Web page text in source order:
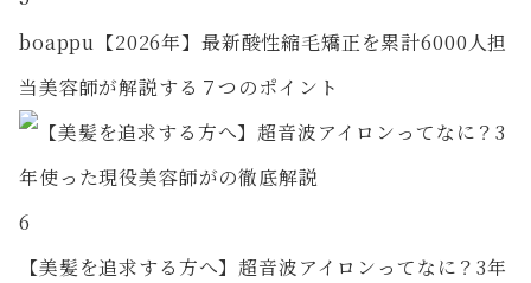
boappu【2026年】最新酸性縮毛矯正を累計6000人担
当美容師が解説する７つのポイント
6
【美髪を追求する方へ】超音波アイロンってなに？3年